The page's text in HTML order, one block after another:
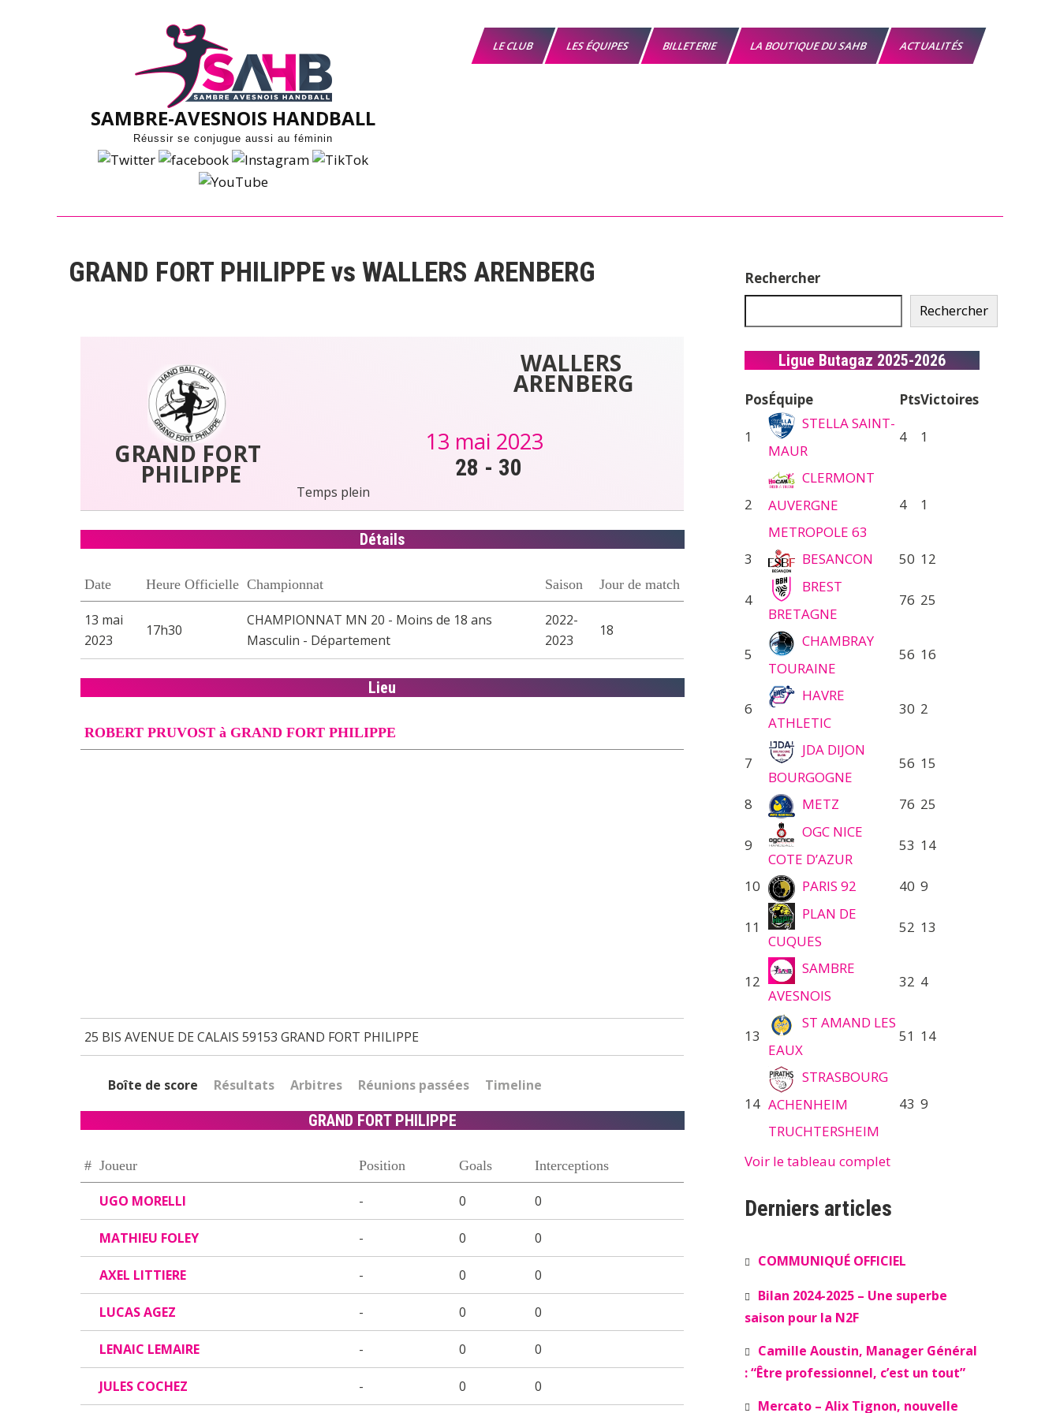
SAMBRE-AVESNOIS HANDBALL
Réussir se conjugue aussi au féminin
LE CLUB LES ÉQUIPES BILLETERIE LA BOUTIQUE DU SAHB ACTUALITÉS
GRAND FORT PHILIPPE vs WALLERS ARENBERG
GRAND FORT
PHILIPPE
WALLERS
ARENBERG
13 mai 2023
28 - 30
Temps plein
Détails
Date Heure Officielle Championnat Saison Jour de match
13 mai
2023
17h30
CHAMPIONNAT MN 20 - Moins de 18 ans
Masculin - Département
2022-
2023
18
Lieu
ROBERT PRUVOST à GRAND FORT PHILIPPE
25 BIS AVENUE DE CALAIS 59153 GRAND FORT PHILIPPE
Boîte de score Résultats Arbitres Réunions passées Timeline
GRAND FORT PHILIPPE
# Joueur Position Goals Interceptions
UGO MORELLI - 0 0
MATHIEU FOLEY - 0 0
AXEL LITTIERE - 0 0
LUCAS AGEZ - 0 0
LENAIC LEMAIRE - 0 0
JULES COCHEZ - 0 0
Rechercher
Rechercher
Ligue Butagaz 2025-2026
PosÉquipe PtsVictoires
1
STELLA SAINT-
MAUR
4 1
2
CLERMONT
AUVERGNE
METROPOLE 63
4 1
3 BESANCON 50 12
4
BREST
BRETAGNE
76 25
5
CHAMBRAY
TOURAINE
56 16
6
HAVRE
ATHLETIC
30 2
7
JDA DIJON
BOURGOGNE
56 15
8 METZ 76 25
9
OGC NICE
COTE D’AZUR
53 14
10 PARIS 92 40 9
11
PLAN DE
CUQUES
52 13
12
SAMBRE
AVESNOIS
32 4
13
ST AMAND LES
EAUX
51 14
14
STRASBOURG
ACHENHEIM
TRUCHTERSHEIM
43 9
Voir le tableau complet
Derniers articles
COMMUNIQUÉ OFFICIEL
Bilan 2024-2025 – Une superbe
saison pour la N2F
Camille Aoustin, Manager Général
: “Être professionnel, c’est un tout”
Mercato – Alix Tignon, nouvelle